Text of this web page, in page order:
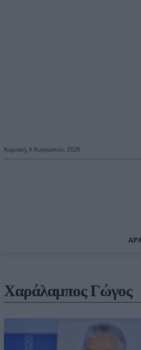
Κυριακή, 9 Αυγούστου, 2026
Χαράλαμπος Γώγος